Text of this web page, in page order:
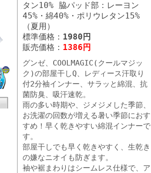
タン10% 脇パッド部：レーヨン
45%・綿40%・ポリウレタン15%
（夏用）
標準価格： 1980円
販売価格： 1386円
グンゼ、COOLMAGIC(クールマジッ
ク)の部屋干しQ、レディース汗取り
付2分袖インナー、サラッと綿混、抗
菌防臭、吸汗速乾。
雨の多い時期や、ジメジメした季節、
お洗濯の回数が増える暑い季節におす
すめ！早く乾きやすい綿混インナーで
す。
部屋干しでも早く乾きやすく、生乾き
の嫌なニオイも防ぎます。
袖や裾まわりはシームレス仕様で、ア